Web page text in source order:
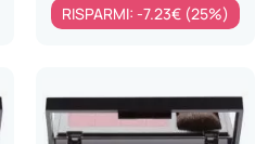
RISPARMI: -7.23€ (25%)